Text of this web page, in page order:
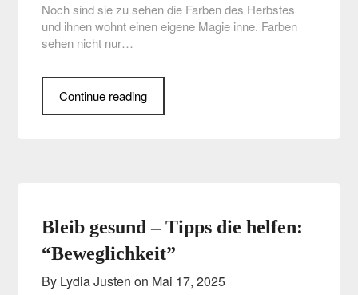
Noch sind sie zu sehen die Farben des Herbstes
und ihnen wohnt einen eigene Magie inne. Farben
sehen nicht nur…
Continue reading
Bleib gesund – Tipps die helfen:
“Beweglichkeit”
By Lydia Justen on Mai 17, 2025